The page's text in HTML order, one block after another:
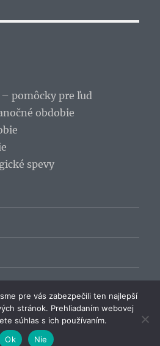
– pomôcky pre ľud
obdobie
spevy
Málinec
Hrdo poháňa
pre vás zabezpečili ten najlepší
stránok. Prehliadaním webovej
súhlas s ich používaním.
Ok
Nie